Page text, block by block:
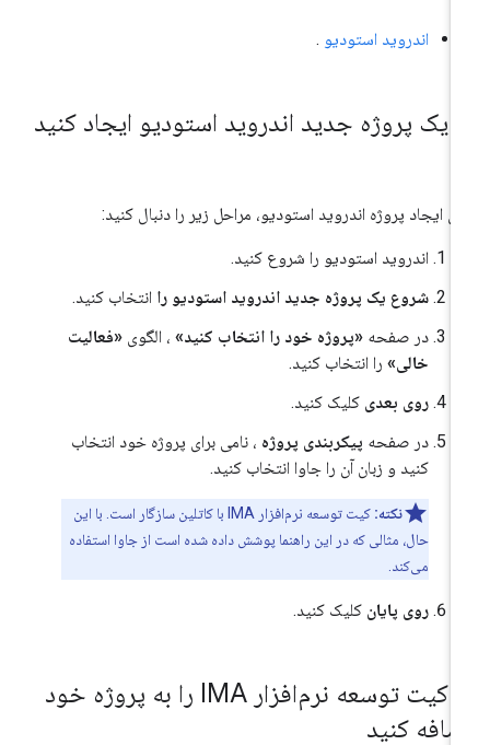
اندروید استودیو.
یک پروژه جدید اندروید استودیو ایجاد کنید
ایجاد پروژه اندروید استودیو، مراحل زیر را دنبال کنید:
اندروید استودیو را شروع کنید.
شروع یک پروژه جدید اندروید استودیو راانتخاب کنید.
در صفحه«پروژه خود را انتخاب کنید»، الگوی«فعالیت
خالی»را انتخاب کنید.
روی بعدیکلیک کنید.
در صفحهپیکربندی پروژه ، نامی برای پروژه خود انتخاب
کنید و زبان آن را جاوا انتخاب کنید.
نکته:
کیت توسعه نرم‌افزار IMA با کاتلین سازگار است. با این
حال، مثالی که در این راهنما پوشش داده شده است از جاوا استفاده
می‌کند.
روی پایانکلیک کنید.
کیت توسعه نرم‌افزار IMA را به پروژه خود
کنید